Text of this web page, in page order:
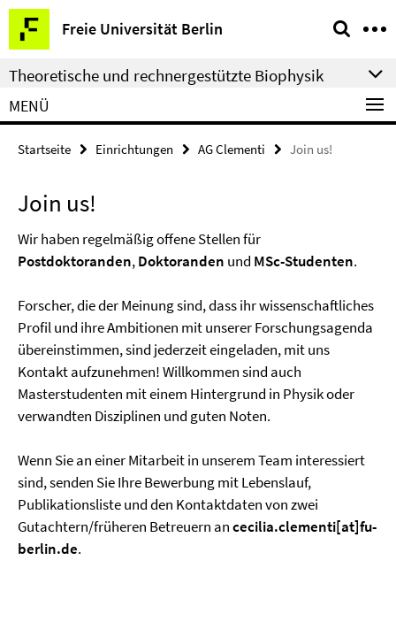
Springe
direkt
zu
Inhalt
Freie Universität Berlin
Service-
Navigation
Theoretische und rechnergestützte Biophysik
MENÜ
Startseite Einrichtungen AG Clementi Join us!
Join us!
Wir haben regelmäßig offene Stellen für
Postdoktoranden,Doktoranden und MSc-Studenten.
Forscher, die der Meinung sind, dass ihr wissenschaftliches
Profil und ihre Ambitionen mit unserer Forschungsagenda
übereinstimmen, sind jederzeit eingeladen, mit uns
Kontakt aufzunehmen! Willkommen sind auch
Masterstudenten mit einem Hintergrund in Physik oder
verwandten Disziplinen und guten Noten.
Wenn Sie an einer Mitarbeit in unserem Team interessiert
sind, senden Sie Ihre Bewerbung mit Lebenslauf,
Publikationsliste und den Kontaktdaten von zwei
Gutachtern/früheren Betreuern ancecilia.clementi[at]fu-
berlin.de.